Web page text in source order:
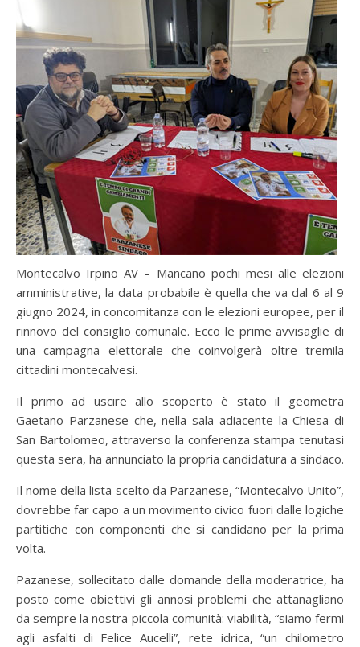
Montecalvo Irpino AV – Mancano pochi mesi alle elezioni
amministrative, la data probabile è quella che va dal 6 al 9
giugno 2024, in concomitanza con le elezioni europee, per il
rinnovo del consiglio comunale. Ecco le prime avvisaglie di
una campagna elettorale che coinvolgerà oltre tremila
cittadini montecalvesi.
Il primo ad uscire allo scoperto è stato il geometra
Gaetano Parzanese che, nella sala adiacente la Chiesa di
San Bartolomeo, attraverso la conferenza stampa tenutasi
questa sera, ha annunciato la propria candidatura a sindaco.
Il nome della lista scelto da Parzanese, “Montecalvo Unito”,
dovrebbe far capo a un movimento civico fuori dalle logiche
partitiche con componenti che si candidano per la prima
volta.
Pazanese, sollecitato dalle domande della moderatrice, ha
posto come obiettivi gli annosi problemi che attanagliano
da sempre la nostra piccola comunità: viabilità, “siamo fermi
agli asfalti di Felice Aucelli”, rete idrica, “un chilometro